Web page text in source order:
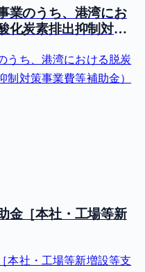
業のうち、港湾にお
化炭素排出抑制対策
うち、港湾における脱炭
対策事業費等補助金）
金［本社・工場等新
本社・工場等新増設等支